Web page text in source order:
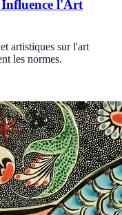
l'Art
artistiques sur l'art
les normes.